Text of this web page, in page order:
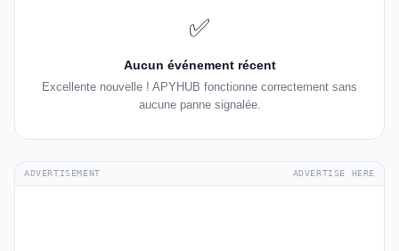
✅
Aucun événement récent
Excellente nouvelle ! APYHUB fonctionne correctement sans
aucune panne signalée.
ADVERTISEMENT ADVERTISE HERE